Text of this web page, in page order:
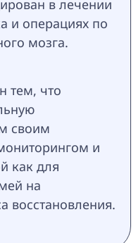
в лечении
и операциях по
мозга.
тем, что
своим
и
как для
на
восстановления.